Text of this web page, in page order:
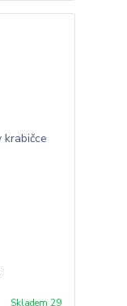
Skladem 29